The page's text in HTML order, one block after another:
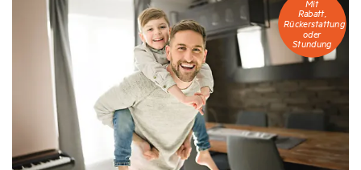
Mit
Rabatt,
Rückerstattung
Stundung
Mit
Rabatt,
Rückerstattung
oder
Stundung